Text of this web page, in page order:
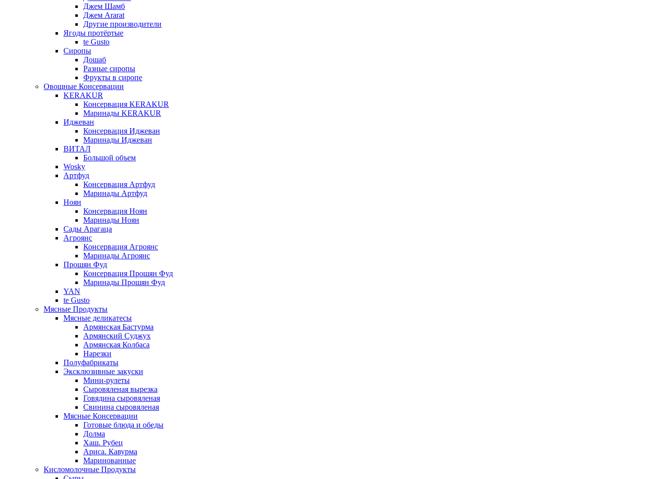
Джем Шамб
Джем Ararat
Другие производители
Ягоды протёртые
te Gusto
Сиропы
Дошаб
Разные сиропы
Фрукты в сиропе
Овощные Консервации
KERAKUR
Консервация KERAKUR
Маринады KERAKUR
Иджеван
Консервация Иджеван
Маринады Иджеван
ВИТАЛ
Большой объем
Wosky
Артфуд
Консервация Артфуд
Маринады Артфуд
Ноян
Консервация Ноян
Маринады Ноян
Сады Арагаца
Агроянс
Консервация Агроянс
Маринады Агроянс
Прошян Фуд
Консервация Прошян Фуд
Маринады Прошян Фуд
YAN
te Gusto
Мясные Продукты
Мясные деликатесы
Армянская Бастурма
Армянский Суджух
Армянская Колбаса
Нарезки
Полуфабрикаты
Эксклюзивные закуски
Мини-рулеты
Сыровяленая вырезка
Говядина сыровяленая
Свинина сыровяленая
Мясные Консервации
Готовые блюда и обеды
Долма
Хаш. Рубец
Ариса. Кавурма
Маринованные
Кисломолочные Продукты